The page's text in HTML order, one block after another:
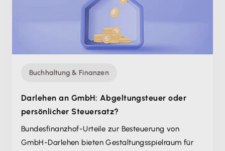
Buchhaltung & Finanzen
Darlehen an GmbH: Abgeltungsteuer oder
persönlicher Steuersatz?
Bundesfinanzhof-Urteile zur Besteuerung von
GmbH-Darlehen bieten Gestaltungsspielraum für